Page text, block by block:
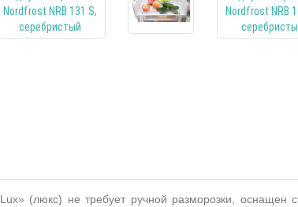
Lux» (люкс) не требует ручной разморозки, оснащен